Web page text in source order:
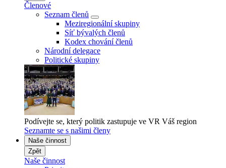
Členové
Seznam členů
Meziregionální skupiny
Síť bývalých členů
Kodex chování členů
Národní delegace
Politické skupiny
Podívejte se, který politik zastupuje ve VR Váš region
Seznamte se s našimi členy
Naše činnost
Zpět
Naše činnost